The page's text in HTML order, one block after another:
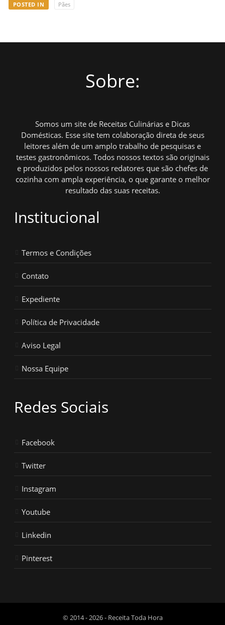
POSTED IN Pães
Sobre:
Somos um site de Receitas Culinárias e Dicas
Domésticas. Esse site tem colaboração direta de seus
leitores além de um amplo trabalho de pesquisas e
testes gastronômicos. Todos nossos textos são originais
e produzidos pelos nossos redatores que são chefes de
cozinha com ampla experiência, o que garante o melhor
resultado das suas receitas.
Institucional
Termos e Condições
Contato
Expediente
Política de Privacidade
Aviso Legal
Nossa Equipe
Redes Sociais
Facebook
Twitter
Instagram
Youtube
Linkedin
Pinterest
© 2014 - 2026 - Receita Toda Hora